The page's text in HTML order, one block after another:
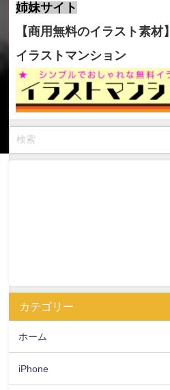
姉妹サイト
【商用無料のイラスト素材】
イラストマンション
カテゴリー
ホーム
iPhone